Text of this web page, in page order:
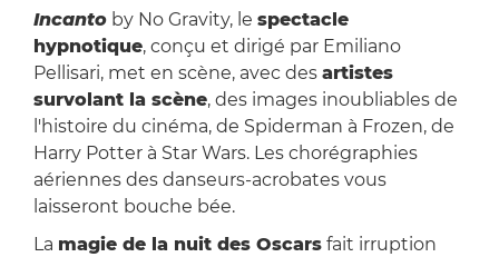
Incantoby No Gravity, le spectacle
hypnotique, conçu et dirigé par Emiliano
Pellisari, met en scène, avec des artistes
survolant la scène, des images inoubliables de
l'histoire du cinéma, de Spiderman à Frozen, de
Harry Potter à Star Wars. Les chorégraphies
aériennes des danseurs-acrobates vous
laisseront bouche bée.
La magie de la nuit des Oscarsfait irruption